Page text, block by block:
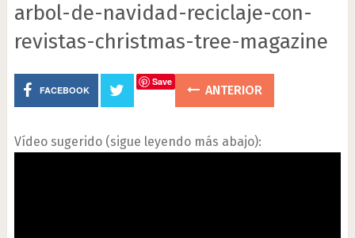
arbol-de-navidad-reciclaje-con-
revistas-christmas-tree-magazine
FACEBOOK
Save
ANTERIOR
Vídeo sugerido (sigue leyendo más abajo):